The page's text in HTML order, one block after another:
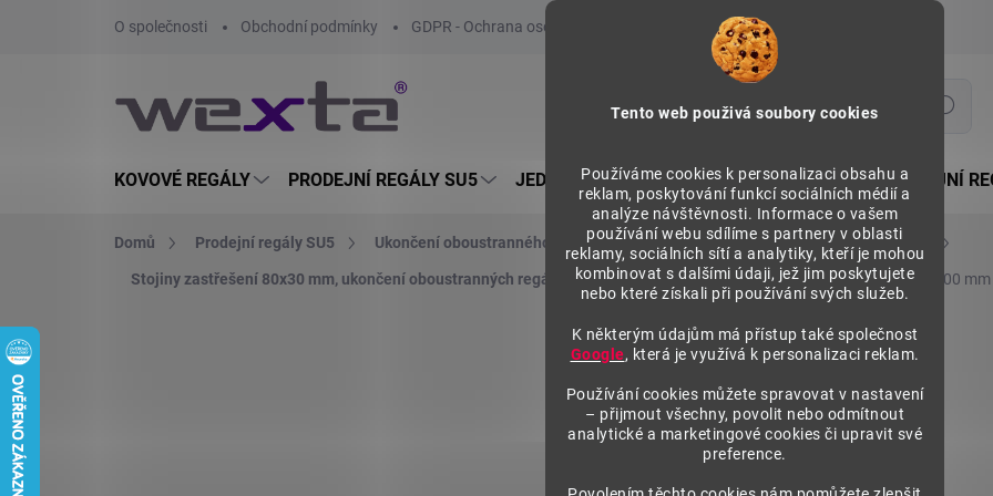
Tento web použivá soubory cookies
Používáme cookies k personalizaci obsahu a
reklam, poskytování funkcí sociálních médií a
analýze návštěvnosti. Informace o vašem
používání webu sdílíme s partnery v oblasti
reklamy, sociálních sítí a analytiky, kteří je mohou
kombinovat s dalšími údaji, jež jim poskytujete
nebo které získali při používání svých služeb.
K některým údajům má přístup také společnost
Google, která je využívá k personalizaci reklam.
Používání cookies můžete spravovat v nastavení
– přijmout všechny, povolit nebo odmítnout
analytické a marketingové cookies či upravit své
preference.
O společnosti Obchodní podmínky GDPR - Ochrana osobních údajů Prohlášení o používání COOKIES
Hledat
KOVOVÉ REGÁLY PRODEJNÍ REGÁLY SU5 JEDNOSTRANNÉ REGÁLY OBOUSTRANNÉ PRODEJNÍ
Domů Prodejní regály SU5 Ukončení oboustranného regálu - půlkruh Zastřešení půlkruhového regálu
Stojiny zastřešení 80x30 mm, ukončení oboustranných regálů - půlkruhů Stojina zastřešení 80x30 mm, výška 2400 mm